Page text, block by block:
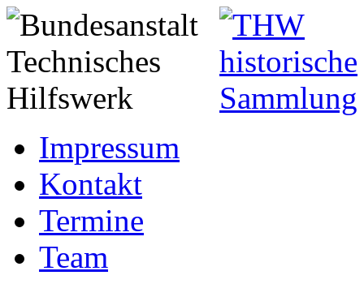
Impressum
Kontakt
Termine
Team